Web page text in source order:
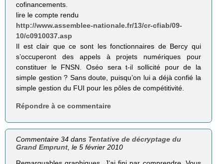
cofinancements.
lire le compte rendu
http://www.assemblee-nationale.fr/13/cr-cfiab/09-
10/c0910037.asp
Il est clair que ce sont les fonctionnaires de Bercy qui
s’occuperont des appels à projets numériques pour
constituer le FNSN. Oséo sera t-il sollicité pour de la
simple gestion ? Sans doute, puisqu’on lui a déjà confié la
simple gestion du FUI pour les pôles de compétitivité.
Répondre à ce commentaire
Commentaire 34 dans Tentative de décryptage du
Grand Emprunt , le 5 février 2010